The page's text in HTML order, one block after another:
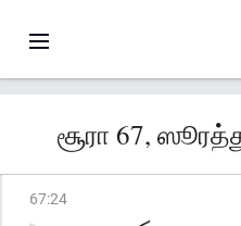
சூரா 67,
67:24